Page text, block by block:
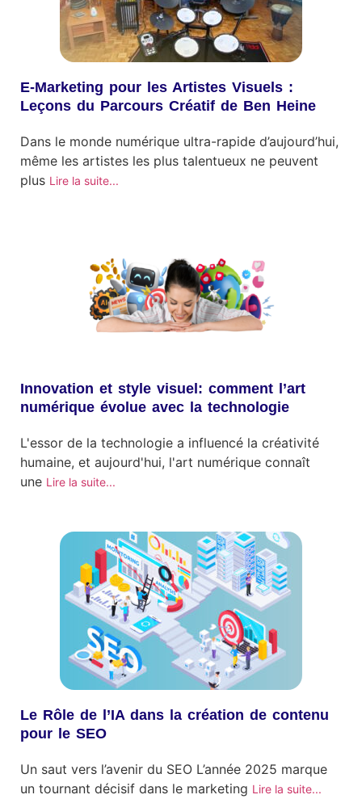
E-Marketing pour les Artistes Visuels :
Leçons du Parcours Créatif de Ben Heine
Dans le monde numérique ultra-rapide d’aujourd’hui,
même les artistes les plus talentueux ne peuvent
plus Lire la suite...
Innovation et style visuel: comment l’art
numérique évolue avec la technologie
L'essor de la technologie a influencé la créativité
humaine, et aujourd'hui, l'art numérique connaît
une Lire la suite...
Le Rôle de l’IA dans la création de contenu
pour le SEO
Un saut vers l’avenir du SEO L’année 2025 marque
un tournant décisif dans le marketing Lire la suite...